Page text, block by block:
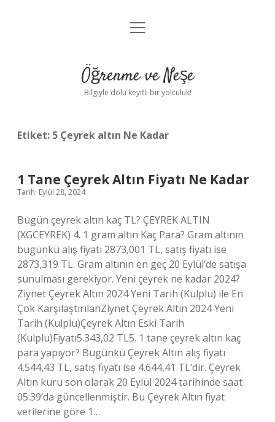
Anasayfa
Yasal Uyarı
menüyü
Öğrenme ve Neşe
Bilgiyle dolu keyifli bir yolculuk!
Etiket: 5 Çeyrek altın Ne Kadar
1 Tane Çeyrek Altın Fiyatı Ne Kadar
Tarih: Eylül 28, 2024
Bugün çeyrek altın kaç TL? ÇEYREK ALTIN ​​
(XGCEYREK) 4. 1 gram altın Kaç Para? Gram altının
bugünkü alış fiyatı 2873,001 TL, satış fiyatı ise
2873,319 TL. Gram altının en geç 20 Eylül’de satışa
sunulması gerekiyor. Yeni çeyrek ne kadar 2024?
Ziynet Çeyrek Altın 2024 Yeni Tarih (Kulplu) ile En
Çok KarşılaştırılanZiynet Çeyrek Altın 2024 Yeni
Tarih (Kulplu)Çeyrek Altın Eski Tarih
(Kulplu)Fiyatı5.343,02 TL5. 1 tane çeyrek altın kaç
para yapıyor? Bugünkü Çeyrek Altın alış fiyatı
4.544,43 TL, satış fiyatı ise 4.644,41 TL’dir. Çeyrek
Altın kuru son olarak 20 Eylül 2024 tarihinde saat
05:39’da güncellenmiştir. Bu Çeyrek Altın fiyat
verilerine göre 1…